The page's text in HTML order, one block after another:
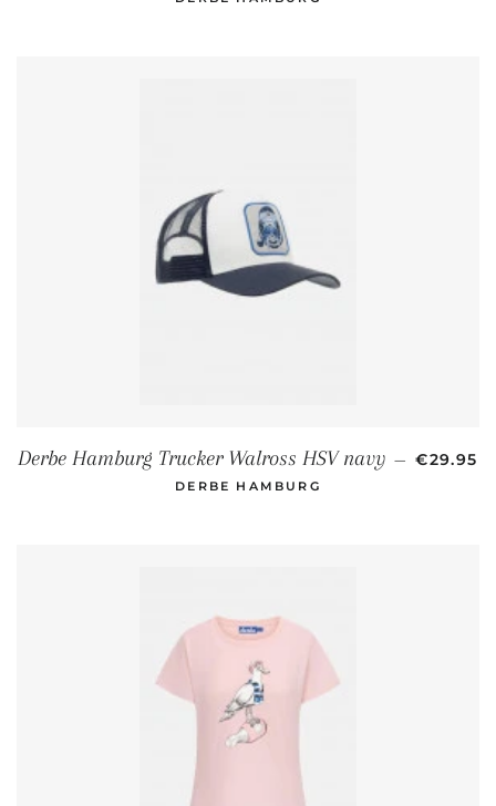
Derbe Hamburg Trucker Walross HSV navy — €29.95
DERBE HAMBURG